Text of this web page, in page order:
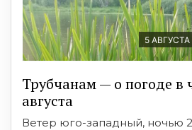
5 АВГУСТА
Трубчанам — о погоде в
августа
Ветер юго-западный, ночью